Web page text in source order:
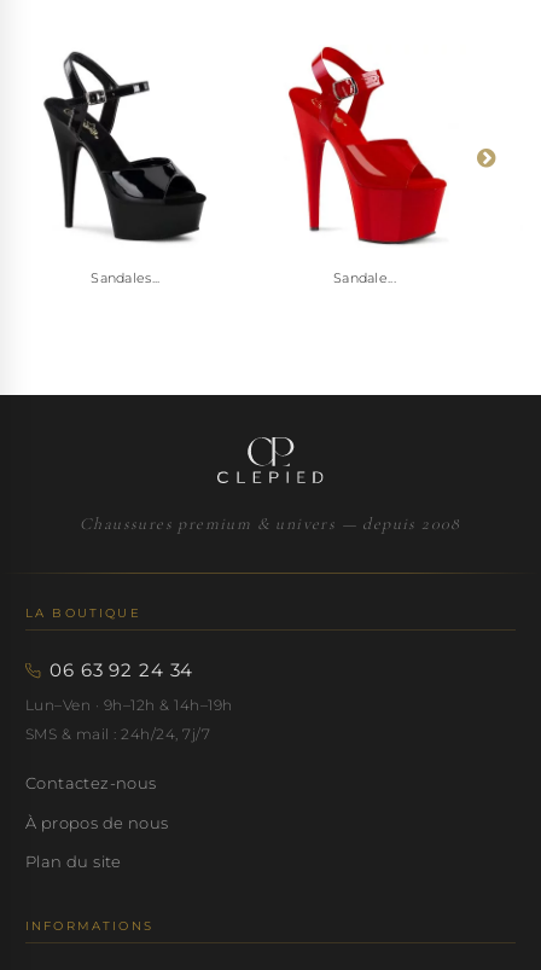
Sandales... Sandale...
Chaussures premium & univers — depuis 2008
LA BOUTIQUE
06 63 92 24 34
Lun–Ven · 9h–12h & 14h–19h
SMS & mail : 24h/24, 7j/7
Contactez-nous
À propos de nous
Plan du site
INFORMATIONS